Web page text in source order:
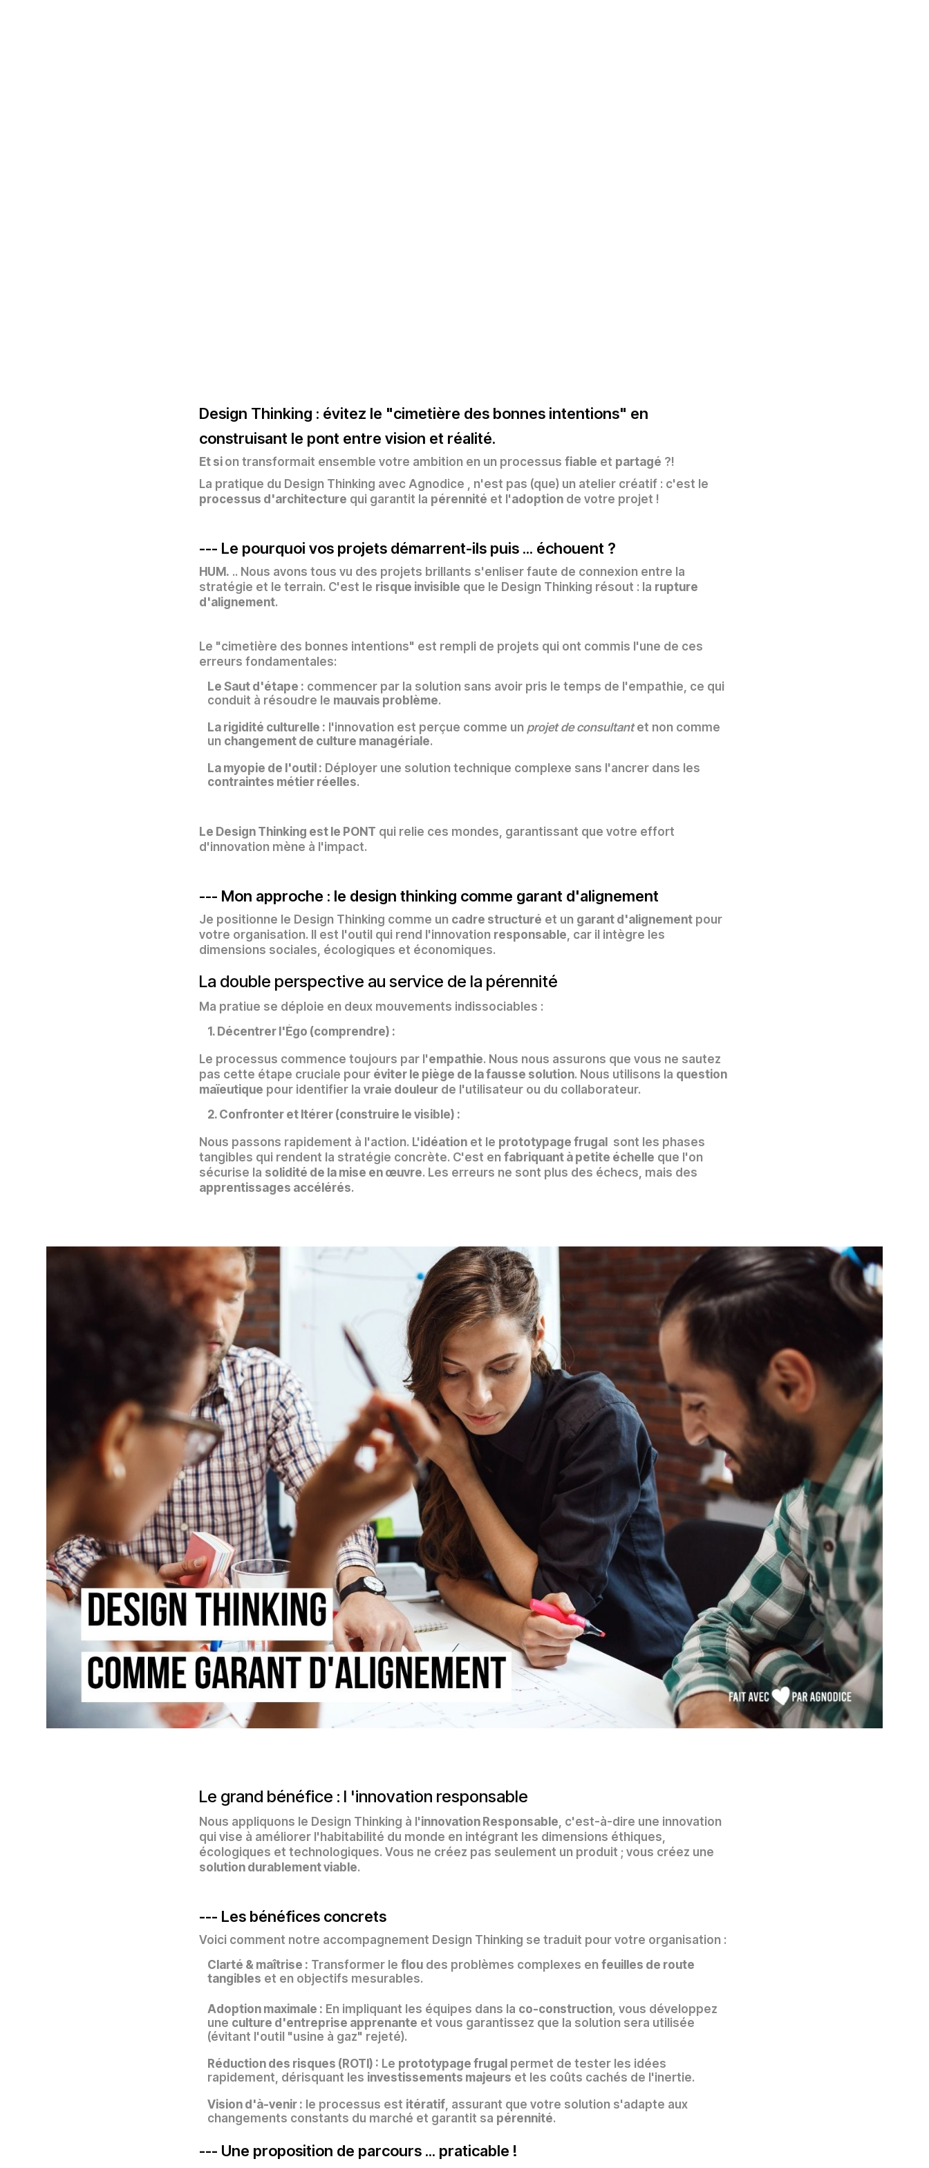
Design Thinking : évitez le "cimetière des bonnes intentions" en
construisant le pont entre vision et réalité.
Et si on transformait ensemble votre ambition en un processus fiable et partagé ?!
La pratique du Design Thinking avec Agnodice , n'est pas (que) un atelier créatif : c'est le
processus d'architecture qui garantit la pérennité et l'adoption de votre projet !
--- Le pourquoi vos projets démarrent-ils puis ... échouent ?
HUM. .. Nous avons tous vu des projets brillants s'enliser faute de connexion entre la
stratégie et le terrain. C'est le risque invisible que le Design Thinking résout : la rupture
d'alignement.
Le "cimetière des bonnes intentions" est rempli de projets qui ont commis l'une de ces
erreurs fondamentales:
Le Saut d'étape : commencer par la solution sans avoir pris le temps de l'empathie, ce qui
conduit à résoudre le mauvais problème.
La rigidité culturelle : l'innovation est perçue comme un projet de consultantet non comme
un changement de culture managériale.
La myopie de l'outil : Déployer une solution technique complexe sans l'ancrer dans les
contraintes métier réelles.
Le Design Thinking est le PONT qui relie ces mondes, garantissant que votre effort
d'innovation mène à l'impact.
--- Mon approche : le design thinking comme garant d'alignement
Je positionne le Design Thinking comme un cadre structuré et un garant d'alignement pour
votre organisation. Il est l'outil qui rend l'innovation responsable , car il intègre les
dimensions sociales, écologiques et économiques.
La double perspective au service de la pérennité
Ma pratiue se déploie en deux mouvements indissociables :
1. Décentrer l'Égo (comprendre) :
Le processus commence toujours par l'empathie. Nous nous assurons que vous ne sautez
pas cette étape cruciale pour éviter le piège de la fausse solution. Nous utilisons la question
maïeutique pour identifier la vraie douleur de l'utilisateur ou du collaborateur.
2. Confronter et Itérer (construire le visible) :
Nous passons rapidement à l'action. L'idéation et le prototypage frugal sont les phases
tangibles qui rendent la stratégie concrète. C'est en fabriquant à petite échelle que l'on
sécurise la solidité de la mise en œuvre. Les erreurs ne sont plus des échecs, mais des
apprentissages accélérés.
Le grand bénéfice : l 'innovation responsable
Nous appliquons le Design Thinking à l'innovation Responsable, c'est-à-dire une innovation
qui vise à améliorer l'habitabilité du monde en intégrant les dimensions éthiques,
écologiques et technologiques. Vous ne créez pas seulement un produit ; vous créez une
solution durablement viable.
--- Les bénéfices concrets
Voici comment notre accompagnement Design Thinking se traduit pour votre organisation :
Clarté & maîtrise : Transformer le flou des problèmes complexes en feuilles de route
tangibles et en objectifs mesurables.
Adoption maximale : En impliquant les équipes dans la co-construction, vous développez
une culture d'entreprise apprenante et vous garantissez que la solution sera utilisée
(évitant l'outil "usine à gaz" rejeté).
Réduction des risques (ROTI) : Le prototypage frugal permet de tester les idées
rapidement, dérisquant les investissements majeurs et les coûts cachés de l'inertie.
Vision d'à-venir : le processus est itératif, assurant que votre solution s'adapte aux
changements constants du marché et garantit sa pérennité.
--- Une proposition de parcours ... praticable !